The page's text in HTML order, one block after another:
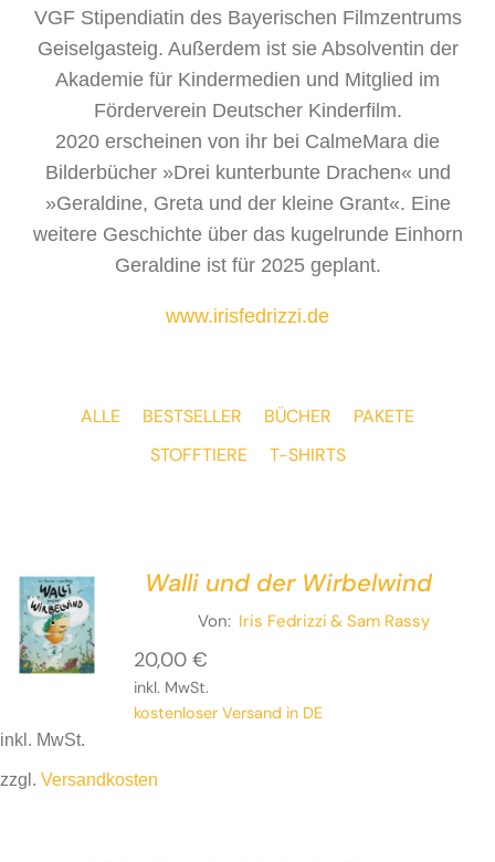
VGF Stipendiatin des Bayerischen Filmzentrums
Geiselgasteig. Außerdem ist sie Absolventin der
Akademie für Kindermedien und Mitglied im
Förderverein Deutscher Kinderfilm.
2020 erscheinen von ihr bei CalmeMara die
Bilderbücher »Drei kunterbunte Drachen« und
»Geraldine, Greta und der kleine Grant«. Eine
weitere Geschichte über das kugelrunde Einhorn
Geraldine ist für 2025 geplant.
www.irisfedrizzi.de
ALLE BESTSELLER BÜCHER
PAKETE
STOFFTIERE
T-SHIRTS
Walli und der Wirbelwind
Von: Iris Fedrizzi & Sam Rassy
20,00 €
inkl. MwSt.
kostenloser Versand in DE
inkl. MwSt.
zzgl. Versandkosten